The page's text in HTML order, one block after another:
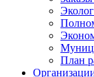
План